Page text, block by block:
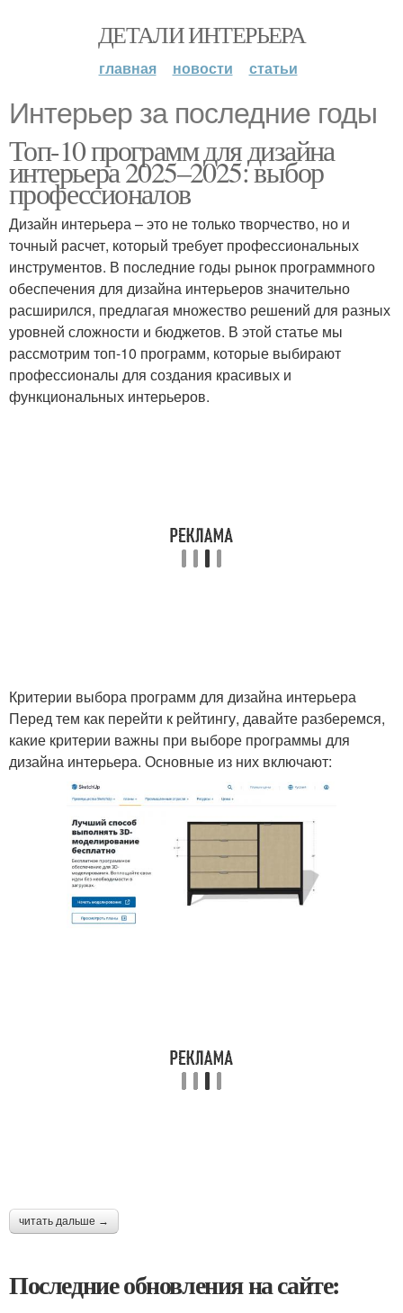
ДЕТАЛИ ИНТЕРЬЕРА
главная новости статьи
Интерьер за последние годы
Топ-10 программ для дизайна
интерьера 2025–2025: выбор
профессионалов
Дизайн интерьера – это не только творчество, но и
точный расчет, который требует профессиональных
инструментов. В последние годы рынок программного
обеспечения для дизайна интерьеров значительно
расширился, предлагая множество решений для разных
уровней сложности и бюджетов. В этой статье мы
рассмотрим топ-10 программ, которые выбирают
профессионалы для создания красивых и
функциональных интерьеров.
Критерии выбора программ для дизайна интерьера
Перед тем как перейти к рейтингу, давайте разберемся,
какие критерии важны при выборе программы для
дизайна интерьера. Основные из них включают:
читать дальше →
Последние обновления на сайте: